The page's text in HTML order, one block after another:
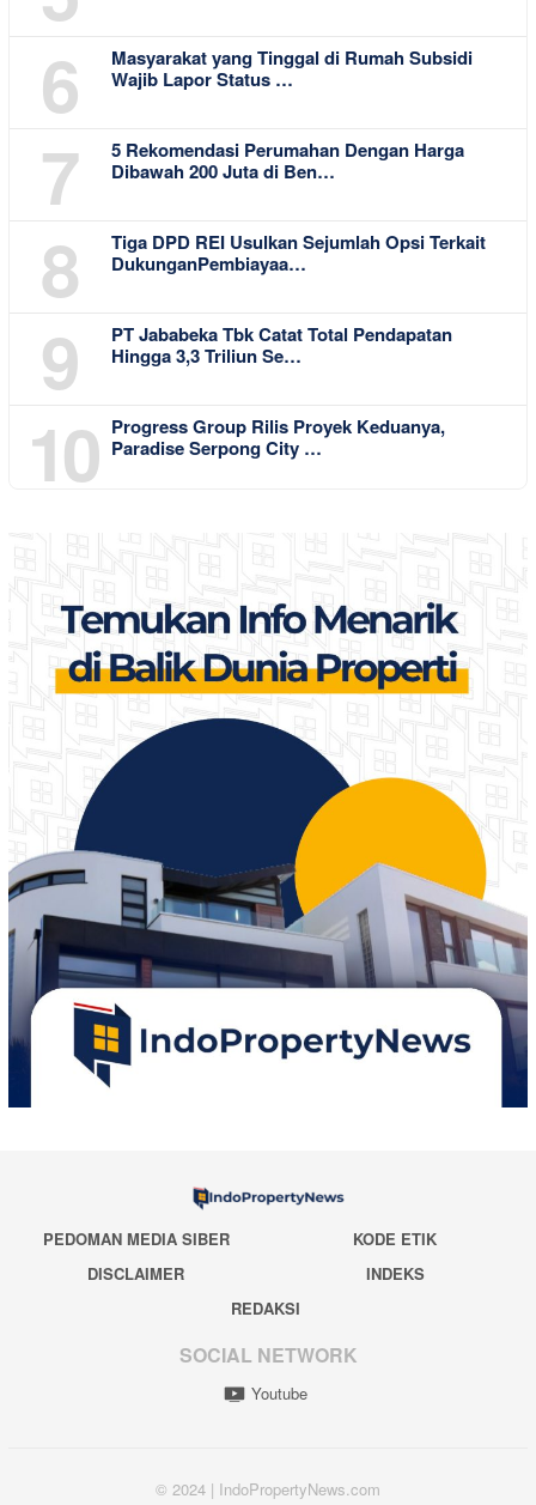
6
Masyarakat yang Tinggal di Rumah Subsidi
Wajib Lapor Status …
7
5 Rekomendasi Perumahan Dengan Harga
Dibawah 200 Juta di Ben…
8
Tiga DPD REI Usulkan Sejumlah Opsi Terkait
DukunganPembiayaa…
9
PT Jababeka Tbk Catat Total Pendapatan
Hingga 3,3 Triliun Se…
10
Progress Group Rilis Proyek Keduanya,
Paradise Serpong City …
PEDOMAN MEDIA SIBER
KODE ETIK
DISCLAIMER
INDEKS
REDAKSI
SOCIAL NETWORK
Youtube
© 2024 | IndoPropertyNews.com